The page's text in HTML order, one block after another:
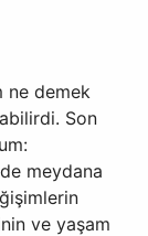
ne demek
Son
meydana
ve yaşam